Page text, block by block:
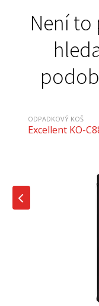
Není to
ODPADKOVÝ KOŠ
Excellent KO-